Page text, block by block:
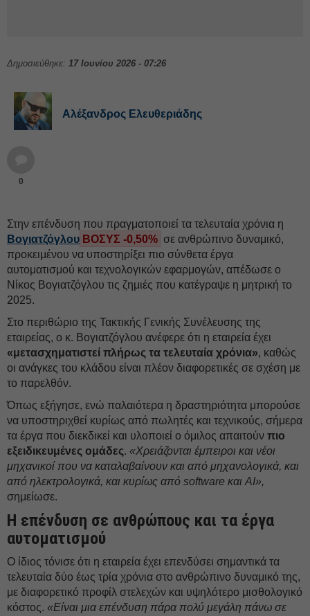
Δημοσιεύθηκε: 17 Ιουνίου 2026 - 07:26
Αλέξανδρος Ελευθεριάδης
0
Στην επένδυση που πραγματοποιεί τα τελευταία χρόνια η
Βογιατζόγλου ΒΟΣΥΣ -0,50% σε ανθρώπινο δυναμικό,
προκειμένου να υποστηρίξει πιο σύνθετα έργα
αυτοματισμού και τεχνολογικών εφαρμογών, απέδωσε ο
Νίκος Βoγιατζόγλου τις ζημιές που κατέγραψε η μητρική το
2025.
Στο περιθώριο της Τακτικής Γενικής Συνέλευσης της
εταιρείας, ο κ. Βoγιατζόγλου ανέφερε ότι η εταιρεία έχει
«μετασχηματιστεί πλήρως τα τελευταία χρόνια», καθώς
οι ανάγκες του κλάδου είναι πλέον διαφορετικές σε σχέση με
το παρελθόν.
Όπως εξήγησε, ενώ παλαιότερα η δραστηριότητα μπορούσε
να υποστηριχθεί κυρίως από πωλητές και τεχνικούς, σήμερα
τα έργα που διεκδικεί και υλοποιεί ο όμιλος απαιτούν πιο
εξειδικευμένες ομάδες. «Χρειάζονται έμπειροι και νέοι
μηχανικοί που να καταλαβαίνουν και από μηχανολογικά, και
από ηλεκτρολογικά, και κυρίως από software και AI»,
σημείωσε.
Η επένδυση σε ανθρώπους και τα έργα
αυτοματισμού
Ο ίδιος τόνισε ότι η εταιρεία έχει επενδύσει σημαντικά τα
τελευταία δύο έως τρία χρόνια στο ανθρώπινο δυναμικό της,
με διαφορετικό προφίλ στελεχών και υψηλότερο μισθολογικό
κόστος. «Είναι μια επένδυση πάρα πολύ μεγάλη πάνω σε